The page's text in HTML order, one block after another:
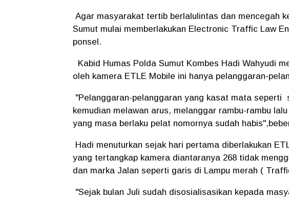
Agar masyarakat tertib berlalulintas dan mencegah
Sumut mulai memberlakukan Electronic Traffic Law
ponsel.
Kabid Humas Polda Sumut Kombes Hadi Wahyudi
oleh kamera ETLE Mobile ini hanya pelanggaran-
"Pelanggaran-pelanggaran yang kasat mata seperti
kemudian melawan arus, melanggar rambu-rambu
yang masa berlaku pelat nomornya sudah
Hadi menuturkan sejak hari pertama diberlakukan
yang tertangkap kamera diantaranya 268 tidak
dan marka Jalan seperti garis di Lampu merah (
"Sejak bulan Juli sudah disosialisasikan kepada